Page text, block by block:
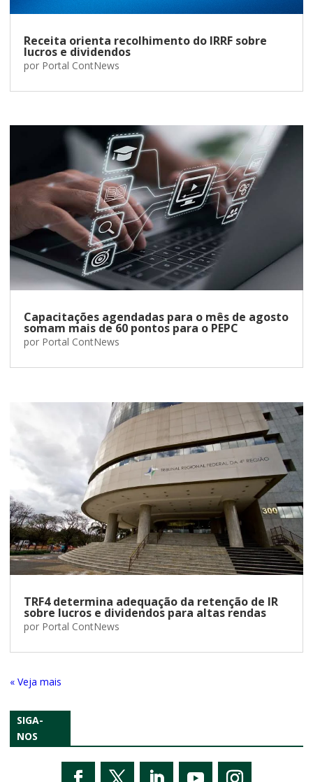
Receita orienta recolhimento do IRRF sobre
lucros e dividendos
por Portal ContNews
Capacitações agendadas para o mês de agosto
somam mais de 60 pontos para o PEPC
por Portal ContNews
TRF4 determina adequação da retenção de IR
sobre lucros e dividendos para altas rendas
por Portal ContNews
« Entradas Antigas
SIGA-
NOS